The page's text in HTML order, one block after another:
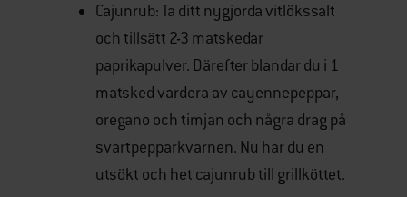
Cajunrub: Ta ditt nygjorda vitlökssalt
och tillsätt 2-3 matskedar
paprikapulver. Därefter blandar du i 1
matsked vardera av cayennepeppar,
oregano och timjan och några drag på
svartpepparkvarnen. Nu har du en
utsökt och het cajunrub till grillköttet.